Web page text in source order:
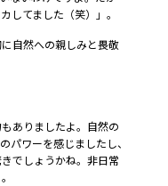
してました（笑）」。
自然への親しみと畏敬
ありましたよ。自然の
ワーを感じましたし、
でしょうかね。非日常